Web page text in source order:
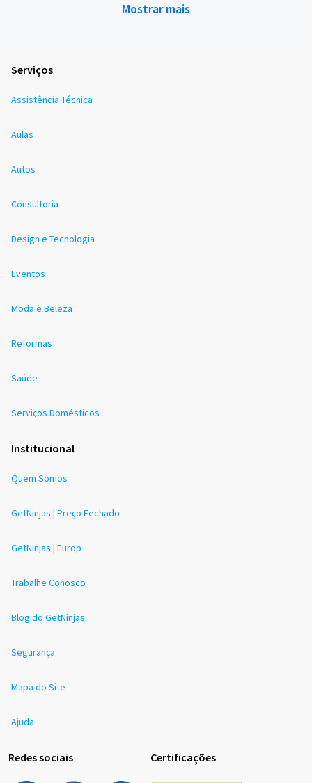
Mostrar mais
Serviços
Assistência Técnica
Aulas
Autos
Consultoria
Design e Tecnologia
Eventos
Moda e Beleza
Reformas
Saúde
Serviços Domésticos
Institucional
Quem Somos
GetNinjas | Preço Fechado
GetNinjas | Europ
Trabalhe Conosco
Blog do GetNinjas
Segurança
Mapa do Site
Ajuda
Redes sociais Certificações